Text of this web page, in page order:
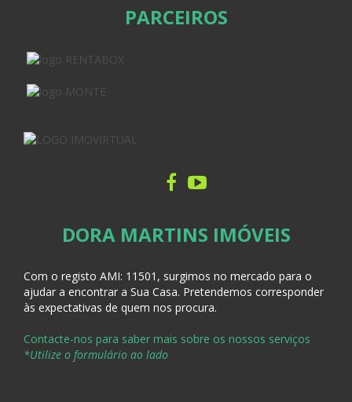
PARCEIROS
DORA MARTINS IMÓVEIS
Com o registo AMI: 11501, surgimos no mercado para o
ajudar a encontrar a Sua Casa. Pretendemos corresponder
às expectativas de quem nos procura.
Contacte-nos para saber mais sobre os nossos serviços
*Utilize o formulário ao lado